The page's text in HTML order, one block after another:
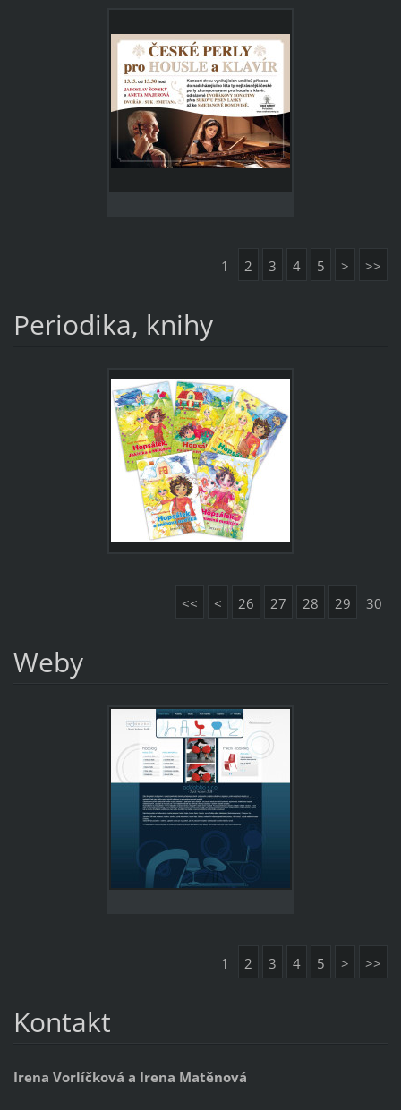
1 2 3 4 5 > >>
Periodika, knihy
<< < 26 27 28 29 30
Weby
1 2 3 4 5 > >>
Kontakt
Irena Vorlíčková a Irena Matěnová